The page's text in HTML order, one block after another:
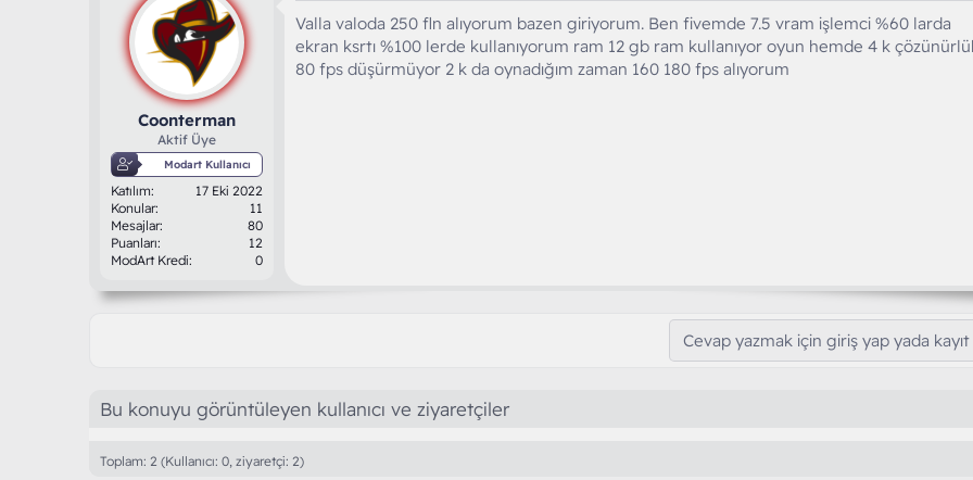
Coonterman
Aktif Üye
Modart Kullanıcı
Katılım
17 Eki 2022
Konular
11
Mesajlar
80
Puanları
12
ModArt Kredi
0
Valla valoda 250 fln alıyorum bazen giriyorum. Ben fivemde 7.5 vram işlemci %60 larda
ekran ksrtı %100 lerde kullanıyorum ram 12 gb ram kullanıyor oyun hemde 4 k
80 fps düşürmüyor 2 k da oynadığım zaman 160 180 fps alıyorum
Cevap yazmak için giriş yap yada
Bu konuyu görüntüleyen kullanıcı ve ziyaretçiler
Toplam: 2 (Kullanıcı: 0, ziyaretçi: 2)